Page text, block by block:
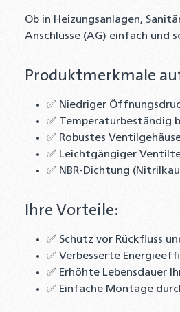
Ob in Heizungsanlagen,
Anschlüsse (AG) einfach und
Produktmerkmale
✅ Niedriger
✅ Temperaturbeständig
✅ Robustes
✅ Leichtgängiger
✅ NBR-Dichtung
Ihre Vorteile:
✅ Schutz vor Rückfluss
✅ Verbesserte
✅ Erhöhte Lebensdauer
✅ Einfache Montage